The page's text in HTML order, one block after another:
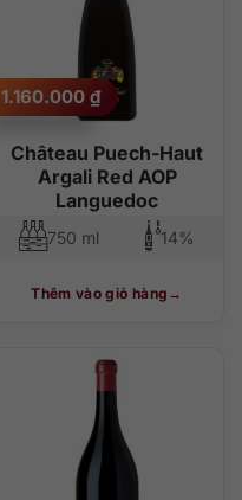
Château Puech-Haut
Argali Red AOP
Languedoc
1.160.000 ₫
750 ml 14%
Thêm vào giỏ hàng